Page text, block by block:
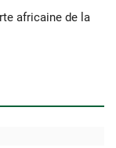
africaine de la